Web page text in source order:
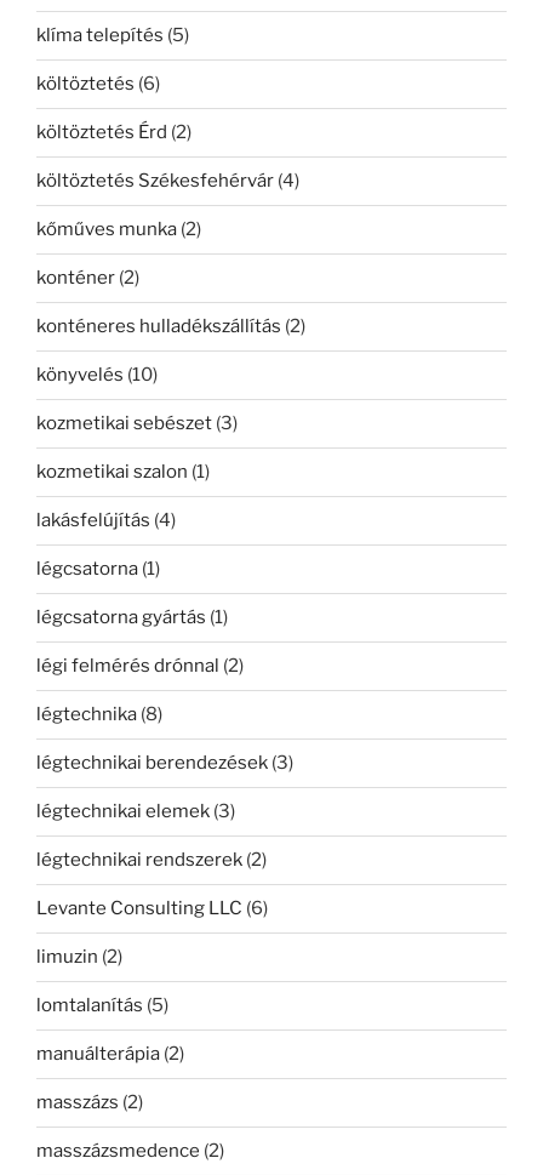
klíma telepítés (5)
költöztetés (6)
költöztetés Érd (2)
költöztetés Székesfehérvár (4)
kőműves munka (2)
konténer (2)
konténeres hulladékszállítás (2)
könyvelés (10)
kozmetikai sebészet (3)
kozmetikai szalon (1)
lakásfelújítás (4)
légcsatorna (1)
légcsatorna gyártás (1)
légi felmérés drónnal (2)
légtechnika (8)
légtechnikai berendezések (3)
légtechnikai elemek (3)
légtechnikai rendszerek (2)
Levante Consulting LLC (6)
limuzin (2)
lomtalanítás (5)
manuálterápia (2)
masszázs (2)
masszázsmedence (2)